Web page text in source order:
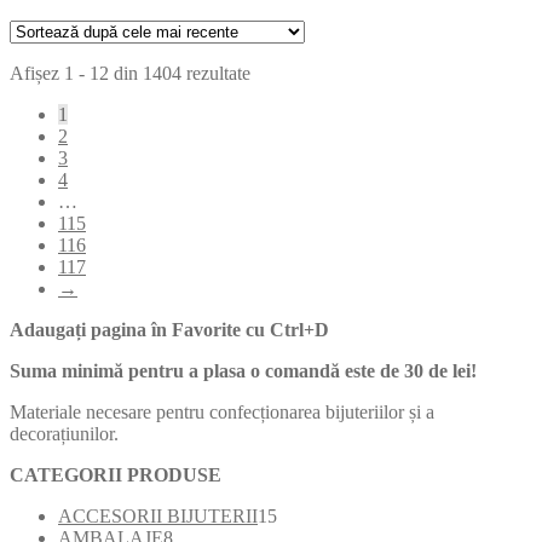
Afișez 1 - 12 din 1404 rezultateSortat
1
2
3
4
…
115
116
117
→
Adaugați pagina în Favorite cu Ctrl+D
Suma minimă pentru a plasa o comandă este de 30 de lei!
Materiale necesare pentru confecționarea bijuteriilor și a
decorațiunilor.
CATEGORII PRODUSE
ACCESORII BIJUTERII1515
AMBALAJE88